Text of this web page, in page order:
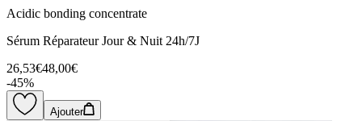
Acidic bonding concentrate
Sérum Réparateur Jour & Nuit 24h/7J
26,53€48,00€
-45%
Ajouter